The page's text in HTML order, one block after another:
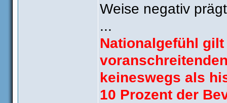
Weise negativ
...
Nationalgefühl
keineswegs als
10 Prozent der